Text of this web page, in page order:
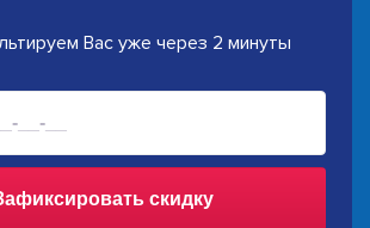
Вас уже через 2 минуты
скидку